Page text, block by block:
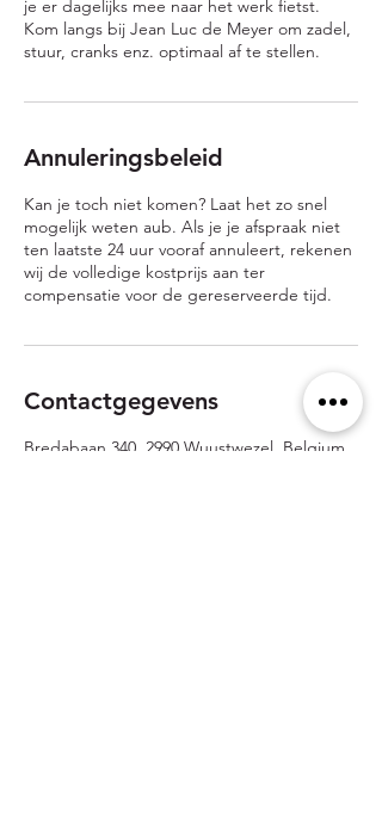
je er dagelijks mee naar het werk fietst.
Kom langs bij Jean Luc de Meyer om zadel,
stuur, cranks enz. optimaal af te stellen.
Annuleringsbeleid
Kan je toch niet komen? Laat het zo snel
mogelijk weten aub. Als je je afspraak niet
ten laatste 24 uur vooraf annuleert, rekenen
wij de volledige kostprijs aan ter
compensatie voor de gereserveerde tijd.
Contactgegevens
Bredabaan 340, 2990 Wuustwezel, Belgium